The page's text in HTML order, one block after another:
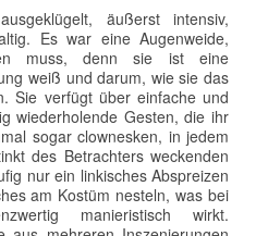
äußerst intensiv,
Es war eine Augenweide,
muss, denn sie ist eine
weiß und darum, wie sie das
Sie verfügt über einfache und
wiederholende Gesten, die ihr
sogar clownesken, in jedem
des Betrachters weckenden
nur ein linkisches Abspreizen
am Kostüm nesteln, was bei
manieristisch wirkt.